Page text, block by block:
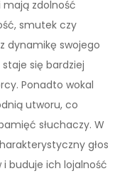
mają zdolność
smutek czy
dynamikę swojego
się bardziej
Ponadto wokal
utworu, co
słuchaczy. W
głos
buduje ich lojalność